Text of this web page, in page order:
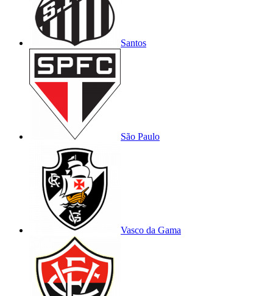
Santos
São Paulo
Vasco da Gama